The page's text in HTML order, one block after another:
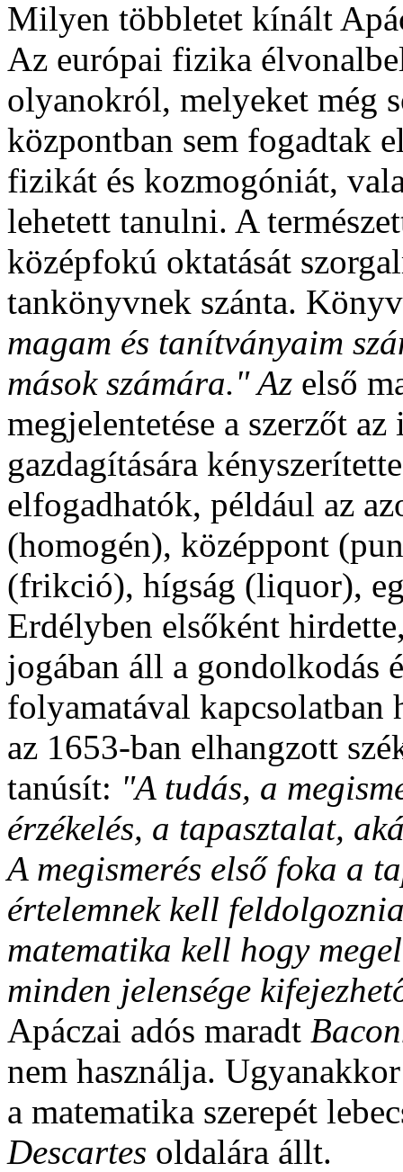
Milyen többletet kínált
Az európai fizika
olyanokról, melyeket még
központban sem fogadtak
fizikát és kozmogóniát,
lehetett tanulni. A
középfokú oktatását
tankönyvnek szánta.
magam és tanítványaim
mások számára." Az első
megjelentetése a szerzőt
gazdagítására
elfogadhatók, például az
(homogén), középpont
(frikció), hígság (liquor),
Erdélyben elsőként
jogában áll a gondolkodás
folyamatával
az 1653-ban elhangzott
tanúsít: "A tudás, a
érzékelés, a tapasztalat,
A megismerés első foka a
értelemnek kell
matematika kell hogy
minden jelensége
Apáczai adós maradt
nem használja.
a matematika szerepét
Descartes oldalára állt.